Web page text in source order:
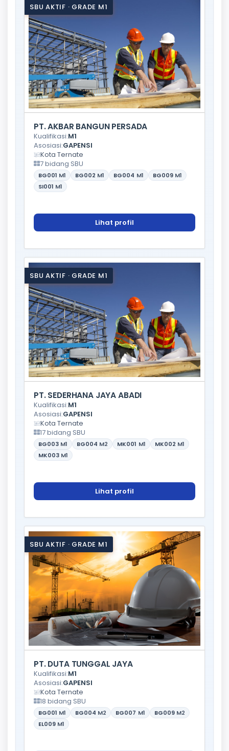
SBU AKTIF · GRADE M1
PT. AKBAR BANGUN PERSADA
Kualifikasi:M1
Asosiasi:GAPENSI
Kota Ternate
7 bidang SBU
BG001 M1 BG002 M1 BG004 M1 BG009 M1
SI001 M1
Lihat profil
SBU AKTIF · GRADE M1
PT. SEDERHANA JAYA ABADI
Kualifikasi:M1
Asosiasi:GAPENSI
Kota Ternate
17 bidang SBU
BG003 M1 BG004 M2 MK001 M1 MK002 M1
MK003 M1
Lihat profil
SBU AKTIF · GRADE M1
PT. DUTA TUNGGAL JAYA
Kualifikasi:M1
Asosiasi:GAPENSI
Kota Ternate
18 bidang SBU
BG001 M1 BG004 M2 BG007 M1 BG009 M2
EL009 M1